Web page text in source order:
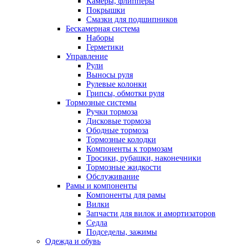
Покрышки
Смазки для подшипников
Бескамерная система
Наборы
Герметики
Управление
Рули
Выносы руля
Рулевые колонки
Грипсы, обмотки руля
Тормозные системы
Ручки тормоза
Дисковые тормоза
Ободные тормоза
Тормозные колодки
Компоненты к тормозам
Тросики, рубашки, наконечники
Тормозные жидкости
Обслуживание
Рамы и компоненты
Компоненты для рамы
Вилки
Запчасти для вилок и амортизаторов
Седла
Подседелы, зажимы
Одежда и обувь